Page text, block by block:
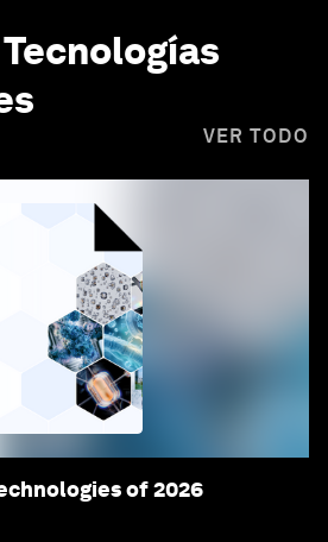
Tecnologías
VER TODO
of 2026